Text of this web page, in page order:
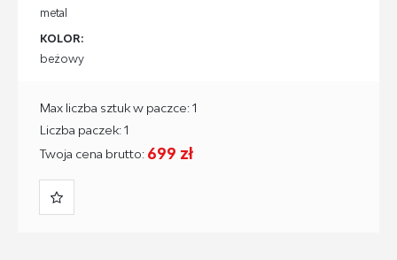
metal
KOLOR:
beżowy
Twoja cena brutto: 699 zł
Max liczba sztuk w paczce: 1
Liczba paczek: 1